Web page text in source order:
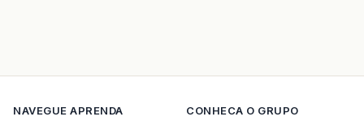
NAVEGUE APRENDA
CONHECA O GRUPO